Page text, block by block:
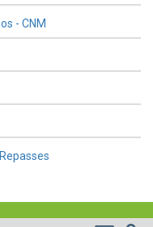
- CNM